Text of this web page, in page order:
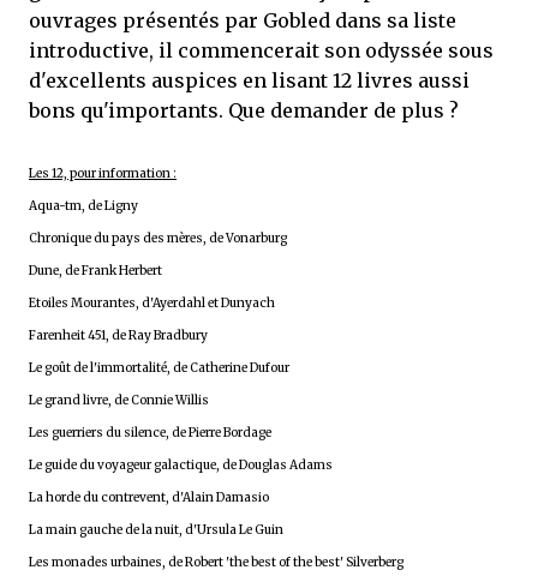
ouvrages présentés par Gobled dans sa liste
introductive, il commencerait son odyssée sous
d'excellents auspices en lisant 12 livres aussi
bons qu'importants. Que demander de plus ?
Les 12, pour information :
Aqua-tm, de Ligny
Chronique du pays des mères, de Vonarburg
Dune, de Frank Herbert
Etoiles Mourantes, d'Ayerdahl et Dunyach
Farenheit 451, de Ray Bradbury
Le goût de l'immortalité, de Catherine Dufour
Le grand livre, de Connie Willis
Les guerriers du silence, de Pierre Bordage
Le guide du voyageur galactique, de Douglas Adams
La horde du contrevent, d'Alain Damasio
La main gauche de la nuit, d'Ursula Le Guin
Les monades urbaines, de Robert 'the best of the best' Silverberg